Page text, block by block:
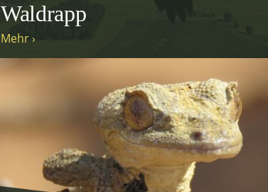
Waldrapp
Mehr ›